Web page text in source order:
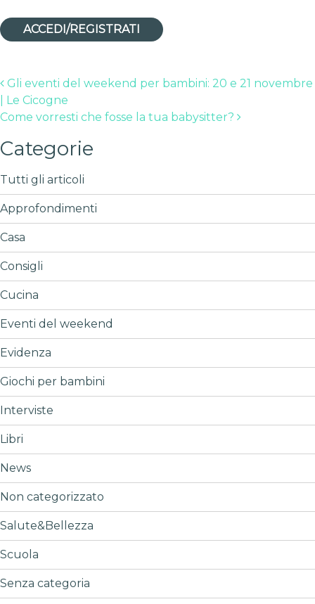
ACCEDI/REGISTRATI
Post navigation
Gli eventi del weekend per bambini: 20 e 21 novembre
| Le Cicogne
Come vorresti che fosse la tua babysitter?
Categorie
Tutti gli articoli
Approfondimenti
Casa
Consigli
Cucina
Eventi del weekend
Evidenza
Giochi per bambini
Interviste
Libri
News
Non categorizzato
Salute&Bellezza
Scuola
Senza categoria